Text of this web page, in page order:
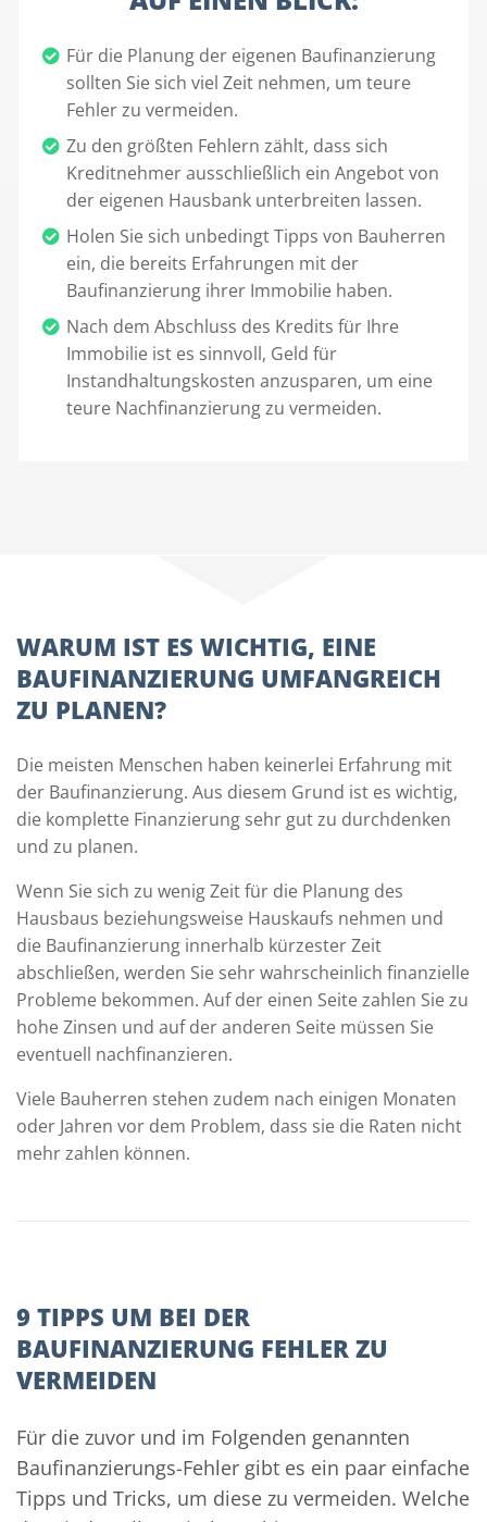
Für die Planung der eigenen Baufinanzierung
sollten Sie sich viel Zeit nehmen, um teure
Fehler zu vermeiden.
Zu den größten Fehlern zählt, dass sich
Kreditnehmer ausschließlich ein Angebot von
der eigenen Hausbank unterbreiten lassen.
Holen Sie sich unbedingt Tipps von Bauherren
ein, die bereits Erfahrungen mit der
Baufinanzierung ihrer Immobilie haben.
Nach dem Abschluss des Kredits für Ihre
Immobilie ist es sinnvoll, Geld für
Instandhaltungskosten anzusparen, um eine
teure Nachfinanzierung zu vermeiden.
WARUM IST ES WICHTIG, EINE
BAUFINANZIERUNG UMFANGREICH
ZU PLANEN?
Die meisten Menschen haben keinerlei Erfahrung mit
der Baufinanzierung. Aus diesem Grund ist es wichtig,
die komplette Finanzierung sehr gut zu durchdenken
und zu planen.
Wenn Sie sich zu wenig Zeit für die Planung des
Hausbaus beziehungsweise Hauskaufs nehmen und
die Baufinanzierung innerhalb kürzester Zeit
abschließen, werden Sie sehr wahrscheinlich finanzielle
Probleme bekommen. Auf der einen Seite zahlen Sie zu
hohe Zinsen und auf der anderen Seite müssen Sie
eventuell nachfinanzieren.
Viele Bauherren stehen zudem nach einigen Monaten
oder Jahren vor dem Problem, dass sie die Raten nicht
mehr zahlen können.
9 TIPPS UM BEI DER
BAUFINANZIERUNG FEHLER ZU
VERMEIDEN
Für die zuvor und im Folgenden genannten
Baufinanzierungs-Fehler gibt es ein paar einfache
Tipps und Tricks, um diese zu vermeiden. Welche